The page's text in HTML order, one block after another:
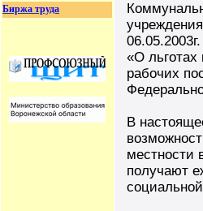
Биржа труда
«О
рабочих
В
местности
получают